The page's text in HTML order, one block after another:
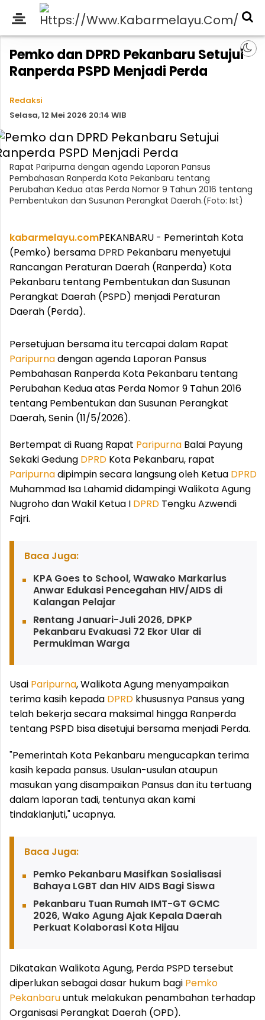
Pemko dan DPRD Pekanbaru Setujui
Ranperda PSPD Menjadi Perda
Redaksi
Selasa, 12 Mei 2026 20:14 WIB
Rapat Paripurna dengan agenda Laporan Pansus
Pembahasan Ranperda Kota Pekanbaru tentang
Perubahan Kedua atas Perda Nomor 9 Tahun 2016 tentang
Pembentukan dan Susunan Perangkat Daerah.(Foto: Ist)
kabarmelayu.comPEKANBARU - Pemerintah Kota
(Pemko) bersama DPRD Pekanbaru menyetujui
Rancangan Peraturan Daerah (Ranperda) Kota
Pekanbaru tentang Pembentukan dan Susunan
Perangkat Daerah (PSPD) menjadi Peraturan
Daerah (Perda).
Persetujuan bersama itu tercapai dalam Rapat
Paripurnadengan agenda Laporan Pansus
Pembahasan Ranperda Kota Pekanbaru tentang
Perubahan Kedua atas Perda Nomor 9 Tahun 2016
tentang Pembentukan dan Susunan Perangkat
Daerah, Senin (11/5/2026).
Bertempat di Ruang Rapat Paripurna Balai Payung
Sekaki Gedung DPRD Kota Pekanbaru, rapat
Paripurnadipimpin secara langsung oleh Ketua DPRD
Muhammad Isa Lahamid didampingi Walikota Agung
Nugroho dan Wakil Ketua I DPRD Tengku Azwendi
Fajri.
Baca Juga:
KPA Goes to School, ‎Wawako Markarius
Anwar Edukasi Pencegahan HIV/AIDS di
Kalangan Pelajar
Rentang Januari-Juli 2026, DPKP
Pekanbaru Evakuasi 72 Ekor Ular di
Permukiman Warga
Usai Paripurna, Walikota Agung menyampaikan
terima kasih kepada DPRD khususnya Pansus yang
telah bekerja secara maksimal hingga Ranperda
tentang PSPD bisa disetujui bersama menjadi Perda.
"Pemerintah Kota Pekanbaru mengucapkan terima
kasih kepada pansus. Usulan-usulan ataupun
masukan yang disampaikan Pansus dan itu tertuang
dalam laporan tadi, tentunya akan kami
tindaklanjuti," ucapnya.
Baca Juga:
Pemko Pekanbaru Masifkan Sosialisasi
Bahaya LGBT dan HIV AIDS Bagi Siswa
Pekanbaru Tuan Rumah IMT-GT GCMC
2026, Wako Agung Ajak Kepala Daerah
Perkuat Kolaborasi Kota Hijau
Dikatakan Walikota Agung, Perda PSPD tersebut
diperlukan sebagai dasar hukum bagi Pemko
Pekanbaruuntuk melakukan penambahan terhadap
Organisasi Perangkat Daerah (OPD).